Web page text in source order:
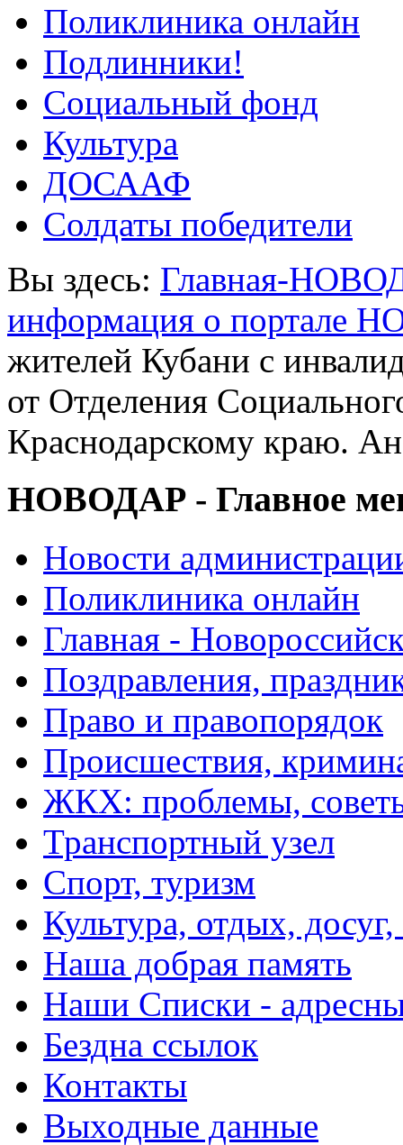
Поликлиника онлайн
Подлинники!
Социальный фонд
Культура
ДОСААФ
Солдаты победители
Вы здесь: Главная-
информация о портале
жителей Кубани с
от Отделения
Краснодарскому краю.
НОВОДАР - Главное
Новости
Поликлиника онлайн
Главная -
Поздравления,
Право и правопорядок
Происшествия,
ЖКХ: проблемы,
Транспортный узел
Спорт, туризм
Культура, отдых,
Наша добрая память
Наши Списки -
Бездна ссылок
Контакты
Выходные данные